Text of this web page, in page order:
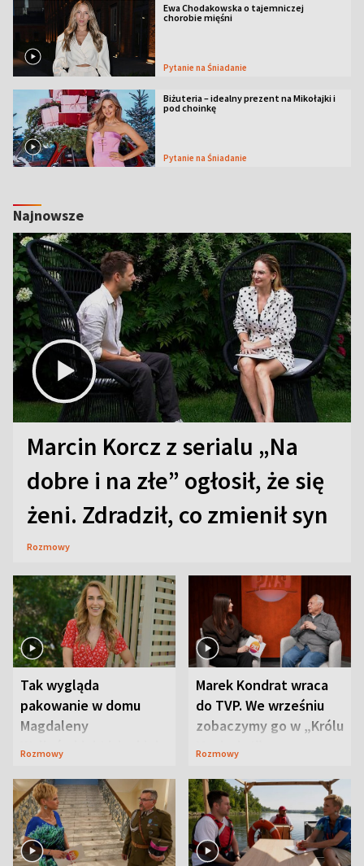
Ewa Chodakowska o tajemniczej
chorobie mięśni
Pytanie na Śniadanie
Biżuteria – idealny prezent na Mikołajki i
pod choinkę
Pytanie na Śniadanie
Najnowsze
Marcin Korcz z serialu „Na
dobre i na złe” ogłosił, że się
żeni. Zdradził, co zmienił syn
Rozmowy
Tak wygląda
pakowanie w domu
Magdaleny
Waligórskiej-Lisieckiej.
Rozmowy
Marek Kondrat wraca
do TVP. We wrześniu
zobaczymy go w „Królu
Maciusiu I”
Rozmowy